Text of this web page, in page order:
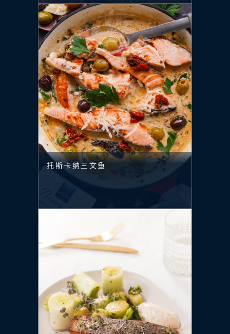
托斯卡纳三文鱼